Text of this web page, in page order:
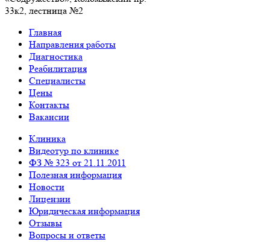
33к2, лестница №2
Главная
Направления работы
Диагностика
Реабилитация
Специалисты
Цены
Контакты
Вакансии
Клиника
Видеотур по клинике
ФЗ № 323 от 21.11.2011
Полезная информация
Новости
Лицензии
Юридическая информация
Отзывы
Вопросы и ответы